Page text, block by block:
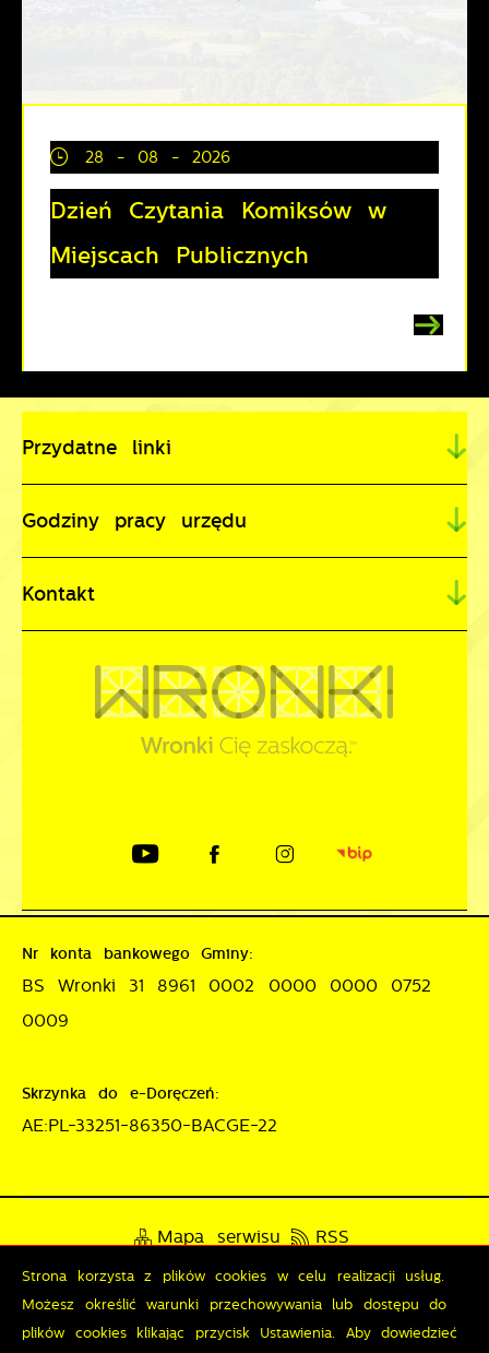
28 - 08 - 2026
Dzień Czytania Komiksów w
Miejscach Publicznych
Przydatne linki
Godziny pracy urzędu
Kontakt
Nr konta bankowego Gminy:
BS Wronki 31 8961 0002 0000 0000 0752
0009
Skrzynka do e-Doręczeń:
AE:PL-33251-86350-BACGE-22
Mapa serwisu RSS
Deklaracja dostępności
Polityka prywatności Sygnalista
Strona korzysta z plików cookies w celu realizacji usług.
Możesz określić warunki przechowywania lub dostępu do
plików cookies klikając przycisk Ustawienia. Aby dowiedzieć